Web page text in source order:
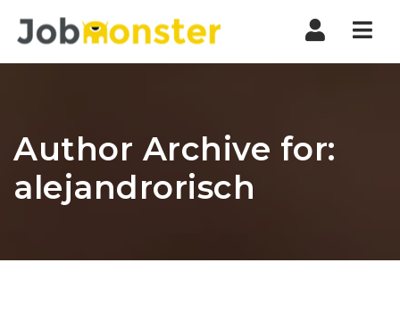
Author Archive for:
alejandrorisch